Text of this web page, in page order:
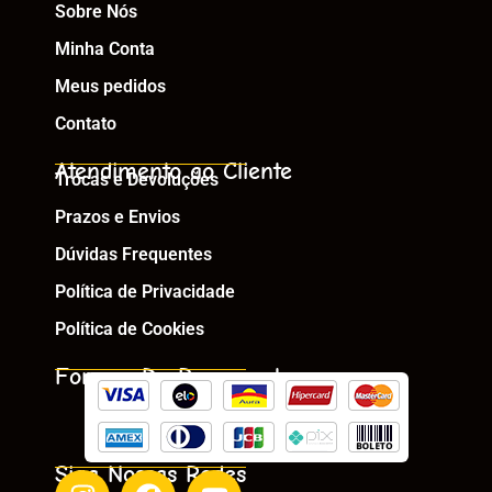
Sobre Nós
Minha Conta
Meus pedidos
Contato
Atendimento ao Cliente
Trocas e Devoluções
Prazos e Envios
Dúvidas Frequentes
Política de Privacidade
Política de Cookies
Formas De Pagamento
Siga Nossas Redes